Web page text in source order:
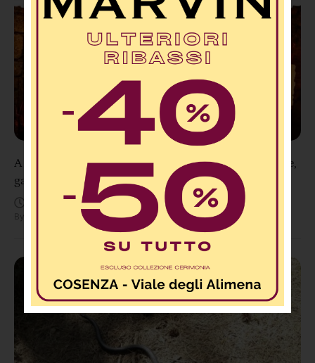
A Serra d’Aiello oggi torna “Forni Aperti”: tradizione,
gastronomia, musica e spettacoli
Agosto 9, 11:23 AM